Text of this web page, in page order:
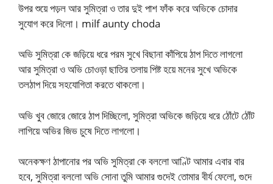
উপর শুয়ে পড়ল আর সুমিত্রা ও তার দুই পাশ ফাঁক করে অভিকে চোদার
সুযোগ করে দিলো। milf aunty choda
অভি সুমিত্রা কে জড়িয়ে ধরে পরম সুখে বিছানা কাঁপিয়ে ঠাপ দিতে লাগলো
আর সুমিত্রা ও অভি চোওড়া ছাতির তলায় পিষ্ট হয়ে মনের সুখে অভিকে
তলঠাপ দিয়ে সহযোগিতা করতে থাকলো।
অভি খুব জোরে জোরে ঠাপ দিচ্ছিলো, সুমিত্রা অভিকে জড়িয়ে ধরে ঠোঁটে ঠোঁট
লাগিয়ে অভির জিভ চুষে দিতে লাগলো।
অনেকক্ষণ ঠাপানোর পর অভি সুমিত্রা কে বললো আণ্টি আমার এবার বার
হবে, সুমিত্রা বললো অভি সোনা তুমি আমার গুদেই তোমার বীর্য ফেলো, গুদে